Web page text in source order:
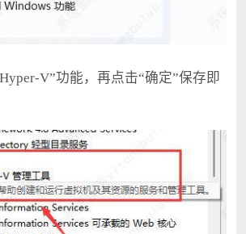
V”功能，再点击“确定”保存即